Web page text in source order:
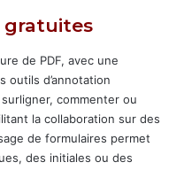
gratuites
de PDF, avec une
outils d’annotation
commenter ou
la collaboration sur des
de formulaires permet
des initiales ou des